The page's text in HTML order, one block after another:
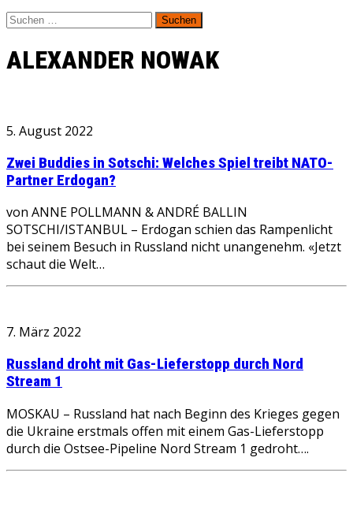
Suchen
nach:
ALEXANDER NOWAK
5. August 2022
Zwei Buddies in Sotschi: Welches Spiel treibt NATO-
Partner Erdogan?
von ANNE POLLMANN & ANDRÉ BALLIN
SOTSCHI/ISTANBUL – Erdogan schien das Rampenlicht
bei seinem Besuch in Russland nicht unangenehm. «Jetzt
schaut die Welt…
7. März 2022
Russland droht mit Gas-Lieferstopp durch Nord
Stream 1
MOSKAU – Russland hat nach Beginn des Krieges gegen
die Ukraine erstmals offen mit einem Gas-Lieferstopp
durch die Ostsee-Pipeline Nord Stream 1 gedroht….